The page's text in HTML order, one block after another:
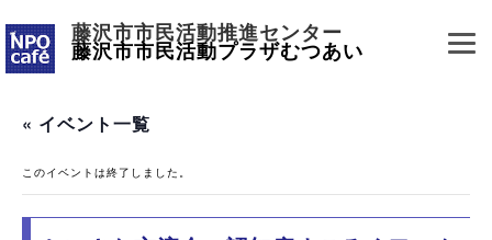
藤沢市市民活動推進センター
藤沢市市民活動プラザむつあい
« イベント一覧
このイベントは終了しました。